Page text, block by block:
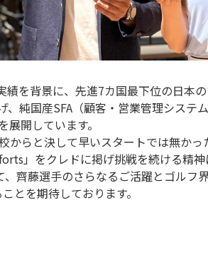
績を背景に、先進7カ国最下位の日本
、純国産SFA（顧客・営業管理シス
開しています。
からと決して早いスタートでは無か
」をクレドに掲げ挑戦を続ける精
齊藤選手のさらなるご活躍とゴル
とを期待しております。